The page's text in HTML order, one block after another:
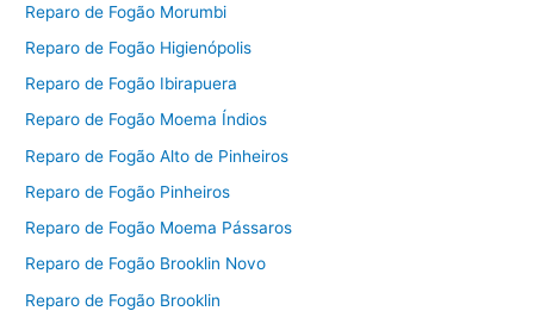
Reparo de Fogão Morumbi
Reparo de Fogão Higienópolis
Reparo de Fogão Ibirapuera
Reparo de Fogão Moema Índios
Reparo de Fogão Alto de Pinheiros
Reparo de Fogão Pinheiros
Reparo de Fogão Moema Pássaros
Reparo de Fogão Brooklin Novo
Reparo de Fogão Brooklin